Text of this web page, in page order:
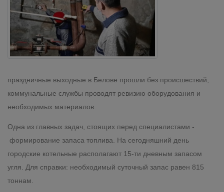
праздничные выходные в Белове прошли без происшествий,
коммунальные службы проводят ревизию оборудования и
необходимых материалов.
Одна из главных задач, стоящих перед специалистами -
формирование запаса топлива. На сегодняшний день
городские котельные располагают 15-ти дневным запасом
угля. Для справки: необходимый суточный запас равен 815
тоннам.